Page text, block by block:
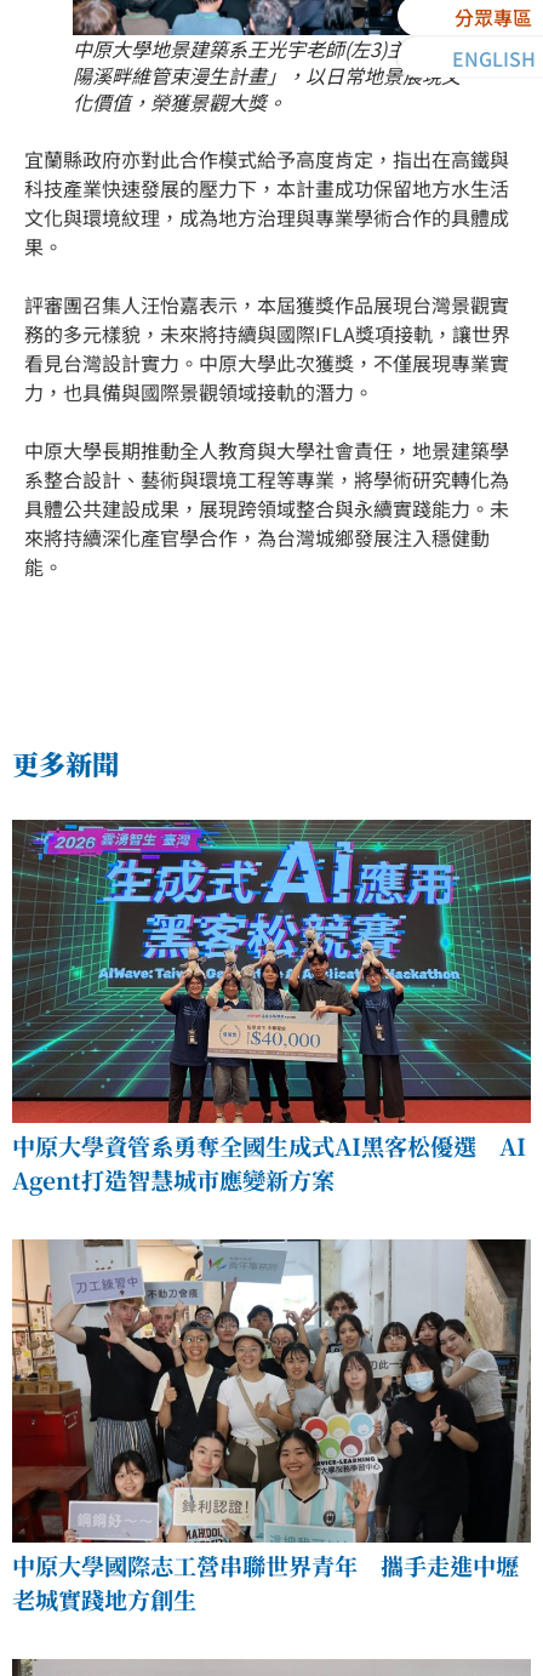
分眾專區
ENGLISH
中原大學地景建築系王光宇老師(左3)主持「蘭
陽溪畔維管束漫生計畫」，以日常地景展現文
化價值，榮獲景觀大獎。
宜蘭縣政府亦對此合作模式給予高度肯定，指出在高鐵與
科技產業快速發展的壓力下，本計畫成功保留地方水生活
文化與環境紋理，成為地方治理與專業學術合作的具體成
果。
評審團召集人汪怡嘉表示，本屆獲獎作品展現台灣景觀實
務的多元樣貌，未來將持續與國際IFLA獎項接軌，讓世界
看見台灣設計實力。中原大學此次獲獎，不僅展現專業實
力，也具備與國際景觀領域接軌的潛力。
中原大學長期推動全人教育與大學社會責任，地景建築學
系整合設計、藝術與環境工程等專業，將學術研究轉化為
具體公共建設成果，展現跨領域整合與永續實踐能力。未
來將持續深化產官學合作，為台灣城鄉發展注入穩健動
能。
更多新聞
中原大學資管系勇奪全國生成式AI黑客松優選 AI
Agent打造智慧城市應變新方案
中原大學國際志工營串聯世界青年 攜手走進中壢
老城實踐地方創生